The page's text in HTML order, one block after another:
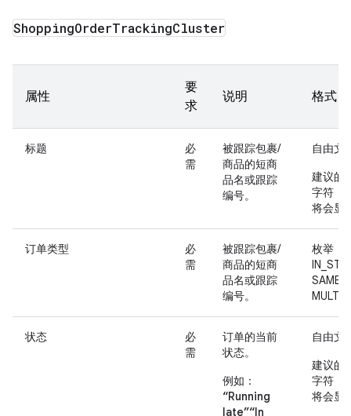
ShoppingOrderTrackingCluster
属性
要
求
说明 格式
标题
必
需
被跟踪包裹/
商品的短商
品名或跟踪
编号。
自由文
建议的
字符（
将会显
订单类型
必
需
被跟踪包裹/
商品的短商
品名或跟踪
编号。
枚举：
状态
必
需
订单的当前
状态。
例如：
“Running
late”“In
自由文
建议的
字符（
将会显